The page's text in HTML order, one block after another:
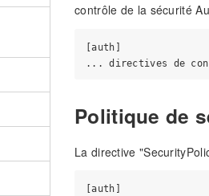
contrôle de la sécurité
[auth]
Politique de
La directive
[auth]